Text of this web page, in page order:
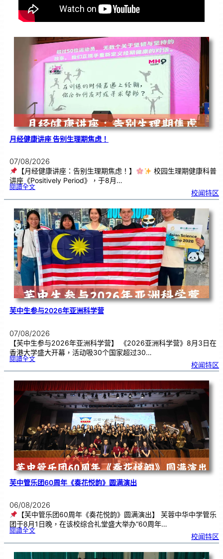
月经健康讲座 告别生理期焦虑！
07/08/2026
【月经健康讲座：告别生理期焦虑！】
校园生理期健康科普
讲座《Positively Period》，于8月…
閱讀全文:月
康
座
告
别
生
理
期
焦
虑
！
校闻特区
芙中生参与2026年亚洲科学营
07/08/2026
【芙中生参与2026年亚洲科学营】 《2026亚洲科学营》8月3日在
香港大学盛大开幕，活动吸30个国家超过30…
閱讀全文:芙
参
2
0
2
6
年
亚
洲科
校闻特区
芙中管乐团60周年《奏花悦韵》圆满演出
06/08/2026
【芙中管乐团60周年《奏花悦韵》圆满演出】 芙蓉中华中学管乐
团于8月1日晚，在该校综合礼堂盛大举办“60周年…
閱讀全文:芙
乐
6
0
校闻特区